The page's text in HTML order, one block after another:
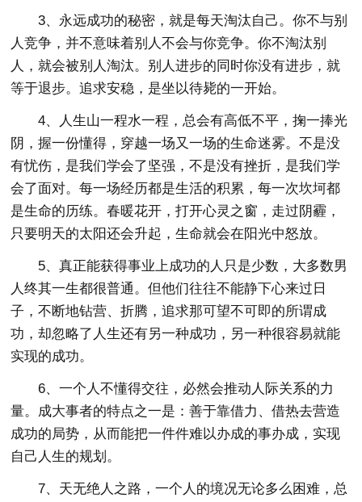
3、永远成功的秘密，就是每天淘汰自己。你不与别
人竞争，并不意味着别人不会与你竞争。你不淘汰别
人，就会被别人淘汰。别人进步的同时你没有进步，就
等于退步。追求安稳，是坐以待毙的一开始。
4、人生山一程水一程，总会有高低不平，掬一捧光
阴，握一份懂得，穿越一场又一场的生命迷雾。不是没
有忧伤，是我们学会了坚强，不是没有挫折，是我们学
会了面对。每一场经历都是生活的积累，每一次坎坷都
是生命的历练。春暖花开，打开心灵之窗，走过阴霾，
只要明天的太阳还会升起，生命就会在阳光中怒放。
5、真正能获得事业上成功的人只是少数，大多数男
人终其一生都很普通。但他们往往不能静下心来过日
子，不断地钻营、折腾，追求那可望不可即的所谓成
功，却忽略了人生还有另一种成功，另一种很容易就能
实现的成功。
6、一个人不懂得交往，必然会推动人际关系的力
量。成大事者的特点之一是：善于靠借力、借热去营造
成功的局势，从而能把一件件难以办成的事办成，实现
自己人生的规划。
7、天无绝人之路，一个人的境况无论多么困难，总